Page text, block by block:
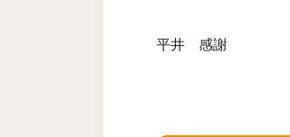
平井 感謝